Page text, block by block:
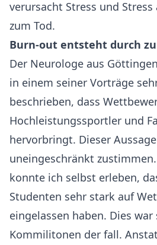
verursacht Stress und
zum Tod.
Burn-out entsteht durch
Der Neurologe aus
in einem seiner Vorträge
beschrieben, dass
Hochleistungssportler und
hervorbringt. Dieser
uneingeschränkt
konnte ich selbst erleben,
Studenten sehr stark auf
eingelassen haben. Dies
Kommilitonen der fall.